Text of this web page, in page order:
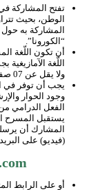
تفتح المشاركة
المشاركة به
“الكورونا”.
أن تكون اللّغة
ولا يقل عن 07 صفحات، بحيث يغطي مدّة النص قراءة 10 دقائق.
يجب أن توفر في
وجود الحوار
الفعل الدرامي
يستقبل المسرح
(فيديو) على
أو على الرابط